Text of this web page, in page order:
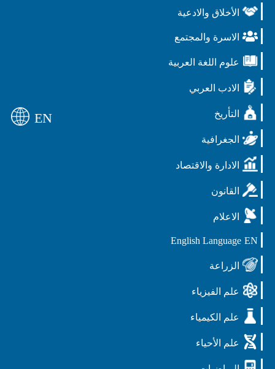
الأخلاق والادعية
الاسرة والمجتمع
علوم اللغة العربية
الادب العربي
التأريخ
الجغرافية
الادارة والاقتصاد
القانون
الاعلام
EN
English Language
الزراعة
علم الفيزياء
علم الكيمياء
علم الأحياء
EN